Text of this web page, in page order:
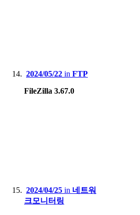
2024/05/22 in FTP
FileZilla 3.67.0
2024/04/25 in 네트워
크모니터링